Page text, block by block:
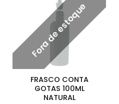
Fora de estoque
FRASCO CONTA
GOTAS 100ML
NATURAL